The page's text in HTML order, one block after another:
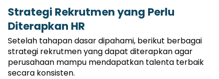
Strategi Rekrutmen yang Perlu
Diterapkan HR
Setelah tahapan dasar dipahami, berikut berbagai
strategi rekrutmen yang dapat diterapkan agar
perusahaan mampu mendapatkan talenta terbaik
secara konsisten.